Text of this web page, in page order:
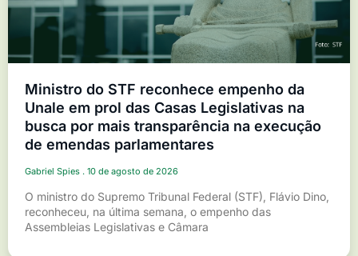
Ministro do STF reconhece empenho da
Unale em prol das Casas Legislativas na
busca por mais transparência na execução
de emendas parlamentares
Gabriel Spies 10 de agosto de 2026
O ministro do Supremo Tribunal Federal (STF), Flávio Dino,
reconheceu, na última semana, o empenho das
Assembleias Legislativas e Câmara